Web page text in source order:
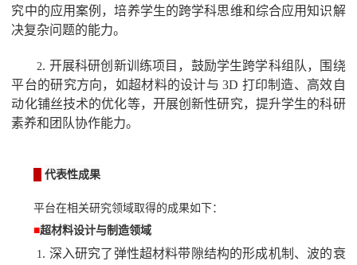
究中的应用案例，培养学生的跨学科思维和综合应用知识解
决复杂问题的能力。
2. 开展科研创新训练项目，鼓励学生跨学科组队，围绕
平台的研究方向，如超材料的设计与 3D 打印制造、高效自
动化铺丝技术的优化等，开展创新性研究，提升学生的科研
素养和团队协作能力。
代表性成果
平台在相关研究领域取得的成果如下：
■超材料设计与制造领域
1. 深入研究了弹性超材料带隙结构的形成机制、波的衰